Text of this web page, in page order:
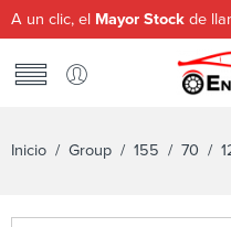
A un clic, el Mayor Stock de
Inicio / Group / 155 / 70 /